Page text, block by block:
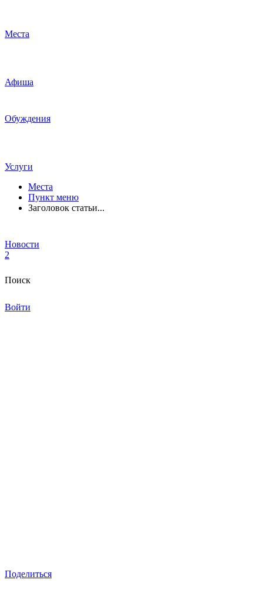
Места
Афиша
Обуждения
Услуги
Места
Пункт меню
Заголовок статьи...
Новости
2
Поиск
Войти
Поделиться